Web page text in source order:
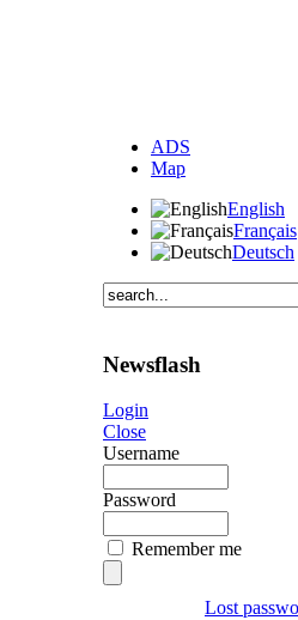
ADS
Map
English
Français
Deutsch
Newsflash
Login
Close
Username
Password
Remember me
Lost